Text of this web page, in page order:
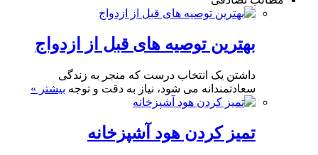
بهترین توصیه های قبل از ازدواج
داشتن یک انتخاب درست که منجر به زندگی
سعادتمندانه می شود، نیاز به دقت و توجه بیشتر »
تمیز کردن هود آشپزخانه